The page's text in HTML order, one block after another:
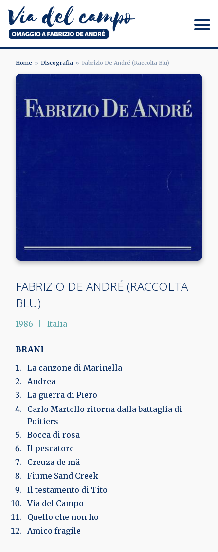
contenuto
principale
Via del campo
BRICIOLE
DI
PANE
Home Discografia Fabrizio De André (Raccolta Blu)
Image
FABRIZIO DE ANDRÉ (RACCOLTA
BLU)
1986 Italia
BRANI
La canzone di Marinella
Andrea
La guerra di Piero
Carlo Martello ritorna dalla battaglia di
Poitiers
Bocca di rosa
Il pescatore
Creuza de mä
Fiume Sand Creek
Il testamento di Tito
Via del Campo
Quello che non ho
Amico fragile